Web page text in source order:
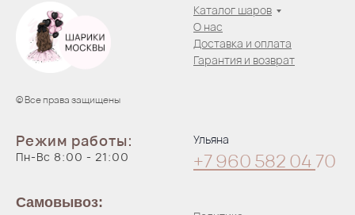
© Все права защищены
Каталог шаров
О нас
Доставка и оплата
Гарантия и возврат
Режим работы:
Пн-Вс 8:00 - 21:00
Самовывоз:
Ульяна
+7 960 582 04 70